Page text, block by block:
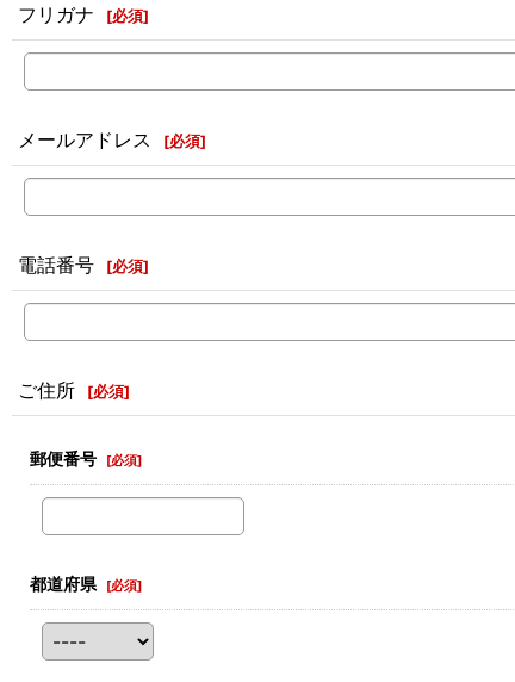
フリガナ [必須]
メールアドレス [必須]
電話番号 [必須]
ご住所 [必須]
郵便番号 [必須]
都道府県 [必須]